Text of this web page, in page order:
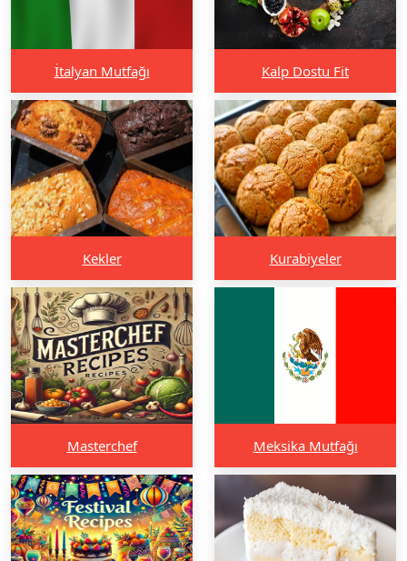
İtalyan Mutfağı Kalp Dostu Fit
Kekler Kurabiyeler
Masterchef Meksika Mutfağı